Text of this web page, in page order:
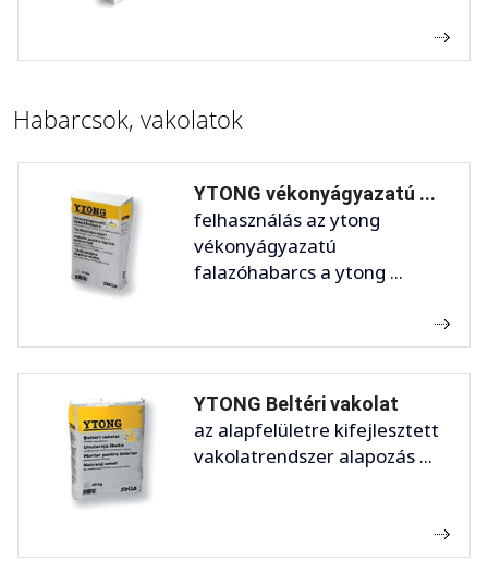
Habarcsok, vakolatok
YTONG vékonyágyazatú ...
felhasználás az ytong
vékonyágyazatú
falazóhabarcs a ytong ...
YTONG Beltéri vakolat
az alapfelületre kifejlesztett
vakolatrendszer alapozás ...